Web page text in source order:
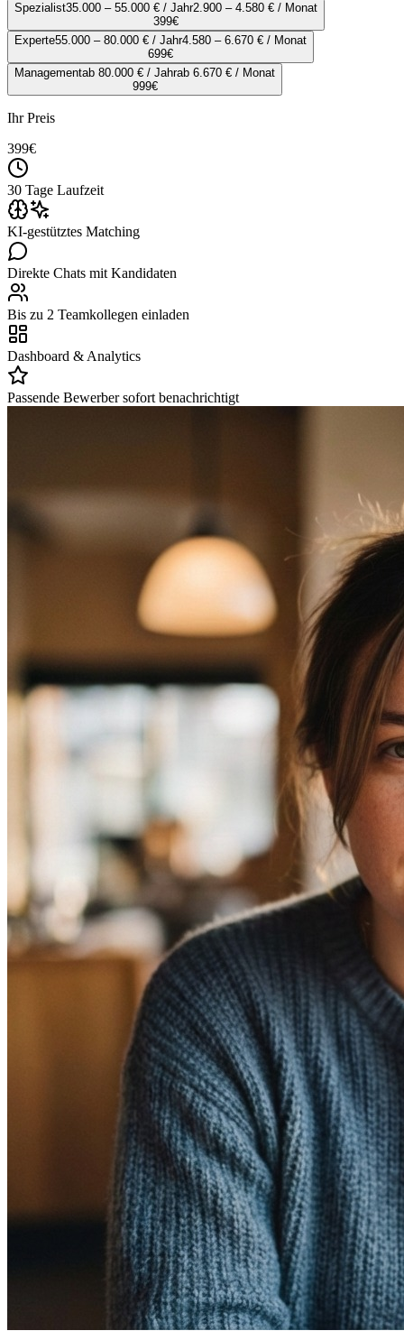
Spezialist35.000 – 55.000 € / Jahr2.900 – 4.580 € / Monat
399€
Experte55.000 – 80.000 € / Jahr4.580 – 6.670 € / Monat
699€
Managementab 80.000 € / Jahrab 6.670 € / Monat
999€
Ihr Preis
399€
30 Tage Laufzeit
KI-gestütztes Matching
Direkte Chats mit Kandidaten
Bis zu 2 Teamkollegen einladen
Dashboard & Analytics
Passende Bewerber sofort benachrichtigt